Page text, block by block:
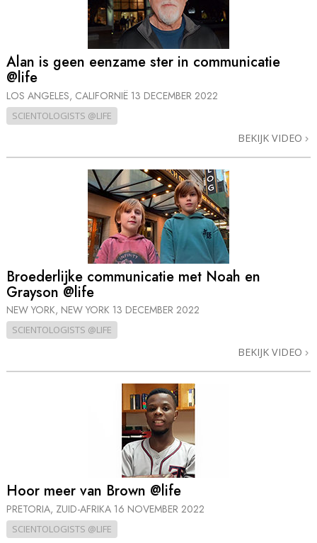
Alan is geen eenzame ster in communicatie
@life
LOS ANGELES, CALIFORNIË 13 DECEMBER 2022
SCIENTOLOGISTS @LIFE
BEKIJK VIDEO
Broederlijke communicatie met Noah en
Grayson @life
NEW YORK, NEW YORK 13 DECEMBER 2022
SCIENTOLOGISTS @LIFE
BEKIJK VIDEO
Hoor meer van Brown @life
PRETORIA, ZUID-AFRIKA 16 NOVEMBER 2022
SCIENTOLOGISTS @LIFE